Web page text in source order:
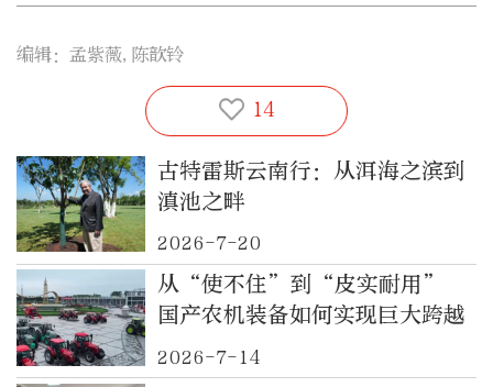
编辑：孟紫薇,陈歆铃
14
古特雷斯云南行：从洱海之滨到
滇池之畔
2026-7-20
从“使不住”到“皮实耐用”
国产农机装备如何实现巨大跨越
2026-7-14